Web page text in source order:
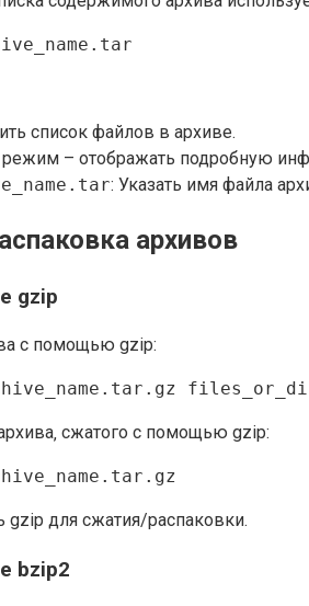
список файлов в архиве.
режим – отображать подробную
: Указать имя файла
архивов
gzip
с помощью gzip:
сжатого с помощью gzip:
gzip для сжатия/распаковки.
bzip2